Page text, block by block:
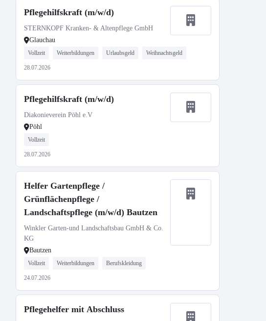
Pflegehilfskraft (m/w/d)
STERNKOPF Kranken- & Altenpflege GmbH
Glauchau
Vollzeit Weiterbildungen Urlaubsgeld Weihnachtsgeld
28.07.2026
Pflegehilfskraft (m/w/d)
Diakonieverein Pöhl e.V
Pöhl
Vollzeit
28.07.2026
Helfer Gartenpflege /
Grünflächenpflege /
Landschaftspflege (m/w/d) Bautzen
Winkler Garten-und Landschaftsbau GmbH & Co.
KG
Bautzen
Vollzeit Weiterbildungen Berufskleidung
24.07.2026
Pflegehelfer mit Abschluss